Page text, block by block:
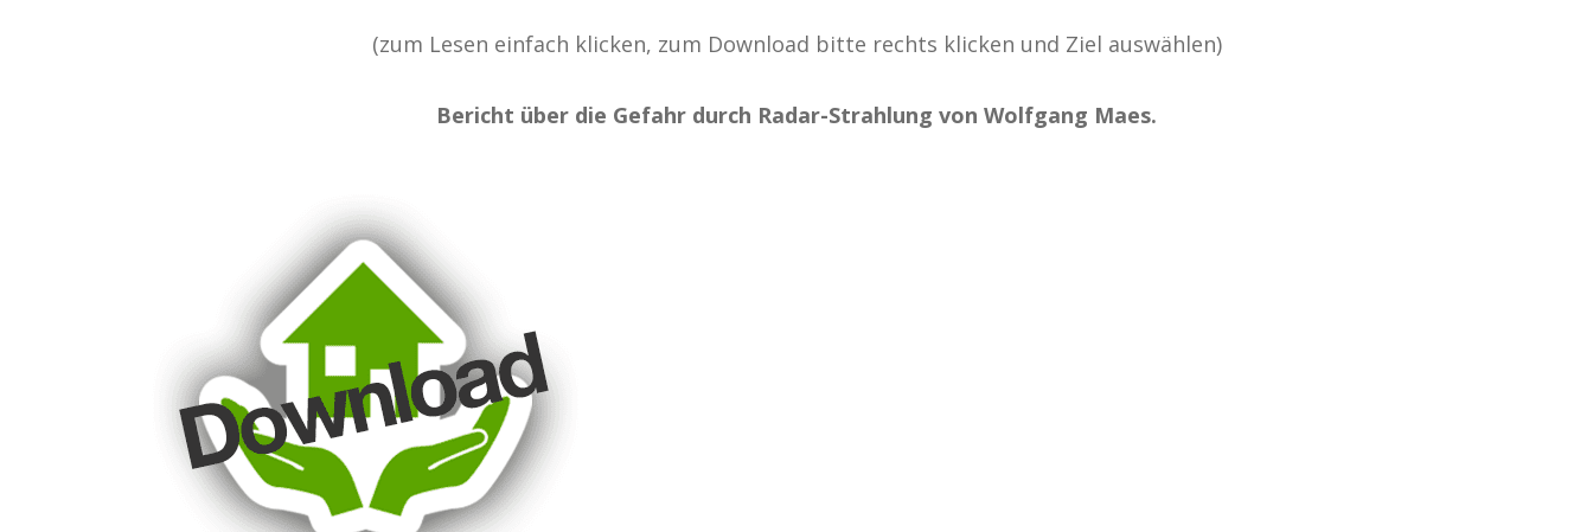
(zum Lesen einfach klicken, zum Download bitte rechts klicken und Ziel auswählen)
Bericht über die Gefahr durch Radar-Strahlung von Wolfgang Maes.